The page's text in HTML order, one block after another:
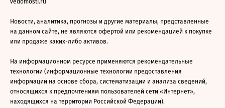
vedomosti.ru
Новости, аналитика, прогнозы и другие материалы, представленные
на данном сайте, не являются офертой или рекомендацией к покупке
или продаже каких-либо активов.
На информационном ресурсе применяются рекомендательные
технологии (информационные технологии предоставления
информации на основе сбора, систематизации и анализа сведений,
относящихся к предпочтениям пользователей сети «Интернет»,
находящихся на территории Российской Федерации).